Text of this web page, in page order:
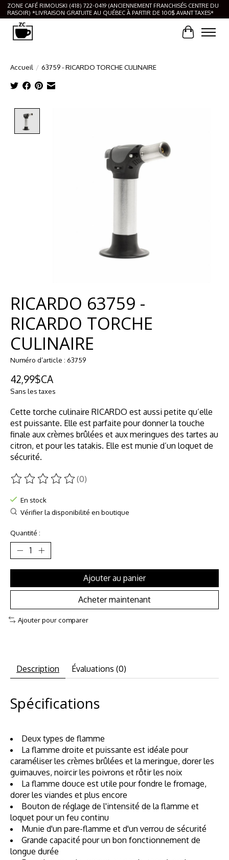
ZONE CAFÉ RIMOUSKI (418) 722-0419 (ANCIENNEMENT FRANCHISÉS CENTRE DU
RASOIR) *LIVRAISON GRATUITE AU QUÉBEC À PARTIR DE 100$ AVANT TAXES*
Panier
Accueil / 63759 - RICARDO TORCHE CULINAIRE
RICARDO 63759 -
RICARDO TORCHE
CULINAIRE
Numéro d’article : 63759
42,99$CA
Sans les taxes
Cette torche culinaire RICARDO est aussi petite qu’elle
est puissante. Elle est parfaite pour donner la touche
finale aux crèmes brûlées et aux meringues des tartes au
citron, et pour les tatakis. Elle est munie d’un loquet de
sécurité.
Ce produit est évalué à
(0)
En stock
Vérifier la disponibilité en boutique
Quantité :
Ajouter au panier
Acheter maintenant
Ajouter pour comparer
Description Évaluations (0)
Spécifications
Deux types de flamme
La flamme droite et puissante est idéale pour
caraméliser les crèmes brûlées et la meringue, dorer les
guimauves, noircir les poivrons et rôtir les noix
La flamme douce est utile pour fondre le fromage,
dorer les viandes et plus encore
Bouton de réglage de l'intensité de la flamme et
loquet pour un feu continu
Munie d'un pare-flamme et d'un verrou de sécurité
Grande capacité pour un bon fonctionnement de
longue durée